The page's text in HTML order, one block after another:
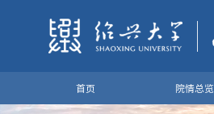
首页 院情总览